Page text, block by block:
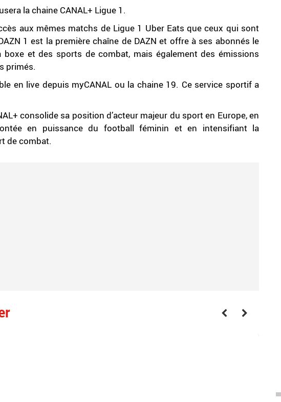
la chaine CANAL+ Ligue 1.
aux mêmes matchs de Ligue 1 Uber Eats que ceux qui sont
1 est la première chaîne de DAZN et offre à ses abonnés le
et des sports de combat, mais également des émissions
primés.
en live depuis myCANAL ou la chaine 19. Ce service sportif a
consolide sa position d’acteur majeur du sport en Europe, en
en puissance du football féminin et en intensifiant la
de combat.